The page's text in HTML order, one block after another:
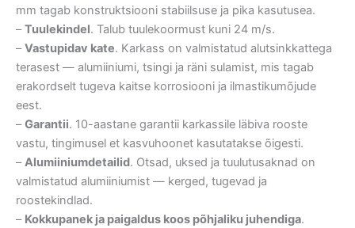
mm tagab konstruktsiooni stabiilsuse ja pika kasutusea.
–Tuulekindel. Talub tuulekoormust kuni 24 m/s.
–Vastupidav kate. Karkass on valmistatud alutsinkkattega
terasest — alumiiniumi, tsingi ja räni sulamist, mis tagab
erakordselt tugeva kaitse korrosiooni ja ilmastikumõjude
eest.
–Garantii. 10-aastane garantii karkassile läbiva rooste
vastu, tingimusel et kasvuhoonet kasutatakse õigesti.
–Alumiiniumdetailid. Otsad, uksed ja tuulutusaknad on
valmistatud alumiiniumist — kerged, tugevad ja
roostekindlad.
– Kokkupanek ja paigaldus koos põhjaliku juhendiga.